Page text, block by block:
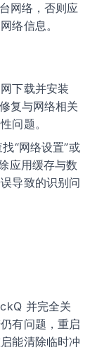
网络，否则应
络信息。
下载并安装
复与网络相关
问题。
“网络设置”或
应用缓存与数
导致的识别问
并完全关
有问题，重启
能清除临时冲